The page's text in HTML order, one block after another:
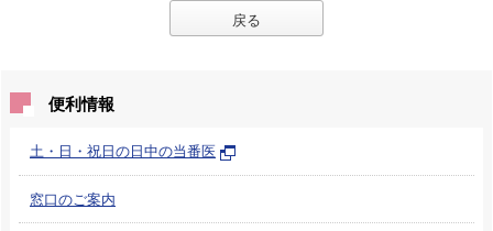
戻る
便利情報
土・日・祝日の日中の当番医
窓口のご案内